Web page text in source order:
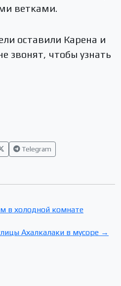
ветками.
оставили Карена и
звонят, чтобы узнать
Telegram
в холодной комнате
Ахалкалаки в мусоре →